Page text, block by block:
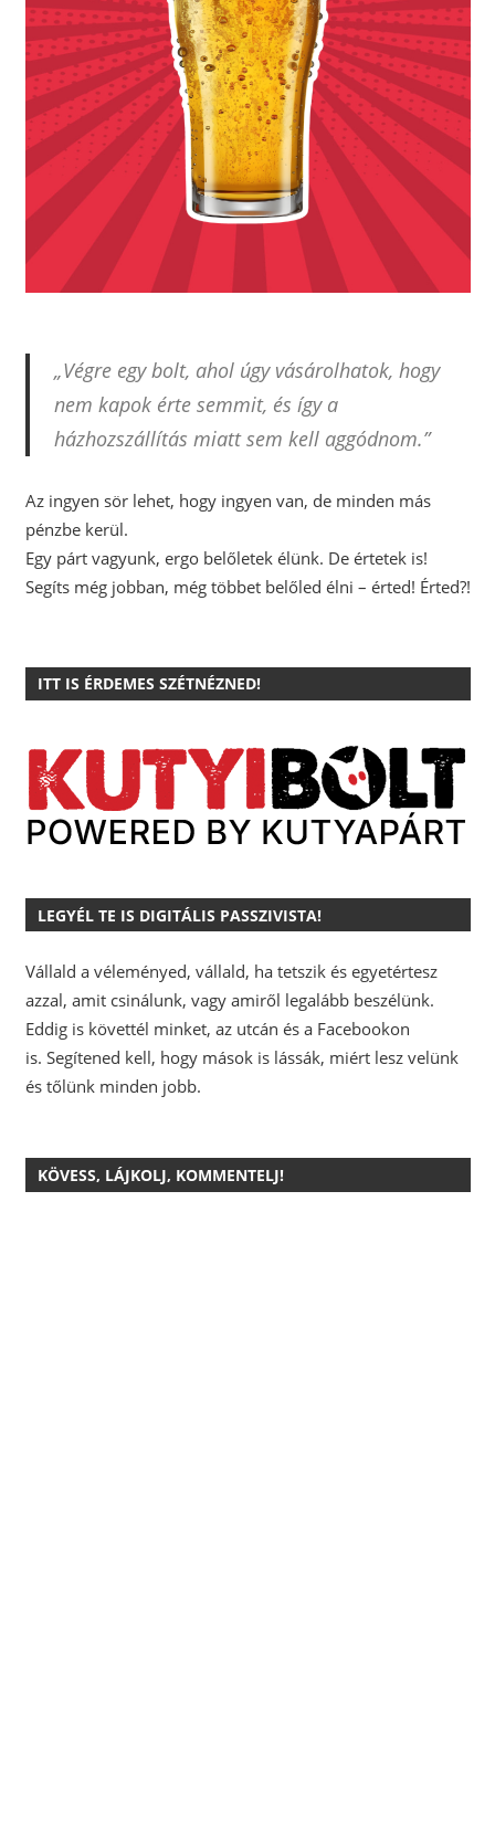
„Végre egy bolt, ahol úgy vásárolhatok, hogy
nem kapok érte semmit, és így a
házhozszállítás miatt sem kell aggódnom.”
Az ingyen sör lehet, hogy ingyen van, de minden más
pénzbe kerül.
Egy párt vagyunk, ergo belőletek élünk. De értetek is!
Segíts még jobban, még többet belőled élni – érted! Érted?!
ITT IS ÉRDEMES SZÉTNÉZNED!
LEGYÉL TE IS DIGITÁLIS PASSZIVISTA!
Vállald a véleményed, vállald, ha tetszik és egyetértesz
azzal, amit csinálunk, vagy amiről legalább beszélünk.
Eddig is követtél minket, az utcán és a Facebookon
is. Segítened kell, hogy mások is lássák, miért lesz velünk
és tőlünk minden jobb.
KÖVESS, LÁJKOLJ, KOMMENTELJ!